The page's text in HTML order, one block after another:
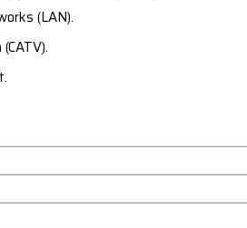
(LAN).